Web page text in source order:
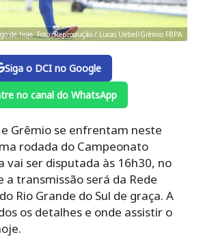
de hoje. Foto: Reprodução / Lucas Uebel/Grêmio FBPA
Siga o DCI no Google
no canal do WhatsApp
Grêmio se enfrentam neste
rodada do Campeonato
vai ser disputada às 16h30, no
a transmissão será da Rede
Rio Grande do Sul de graça. A
os detalhes e onde assistir o